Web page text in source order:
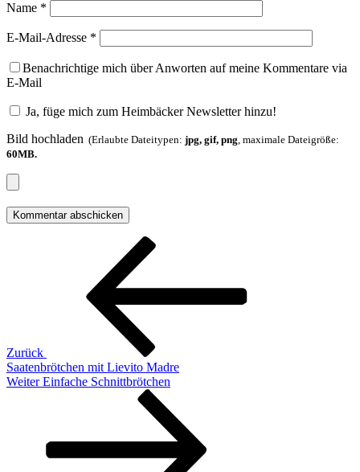
Name *
E-Mail-Adresse *
Benachrichtige mich über Anworten auf meine Kommentare via
E-Mail
Ja, füge mich zum Heimbäcker Newsletter hinzu!
Bild hochladen (Erlaubte Dateitypen: jpg, gif, png, maximale Dateigröße:
60MB.
Beitragsnavigation
Zurück
Saatenbrötchen mit Lievito Madre
Nächster
Weiter Einfache Schnittbrötchen